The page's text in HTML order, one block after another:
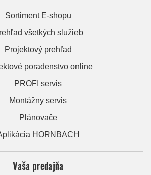
Sortiment E-shopu
všetkých služieb
Projektový prehľad
poradenstvo online
PROFI servis
Montážny servis
Plánovače
HORNBACH
Vaša predajňa